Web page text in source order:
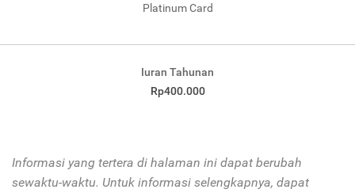
Platinum Card
Iuran Tahunan
Rp400.000
Informasi yang tertera di halaman ini dapat berubah
sewaktu-waktu. Untuk informasi selengkapnya, dapat